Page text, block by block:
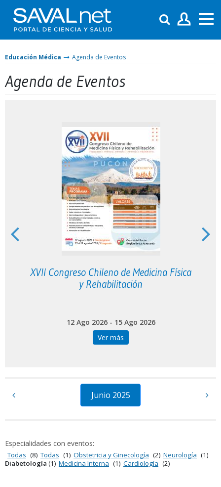
Educación Médica Agenda de Eventos
Agenda de Eventos
XVII Congreso Chileno de Medicina Física
y Rehabilitación
12 Ago 2026 - 15 Ago 2026
Ver más
Junio 2025
Especialidades con eventos:
Todas (8) Todas (1) Obstetricia y Ginecología (2) Neurología (1)
Diabetología (1) Medicina Interna (1) Cardiología (2)